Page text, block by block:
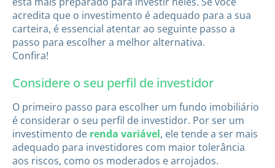
acredita que o investimento é adequado para a sua
carteira, é essencial atentar ao seguinte passo a
passo para escolher a melhor alternativa.
Confira!
Considere o seu perfil de investidor
O primeiro passo para escolher um fundo imobiliário
é considerar o seu perfil de investidor. Por ser um
investimento de renda variável, ele tende a ser mais
adequado para investidores com maior tolerância
aos riscos, como os moderados e arrojados.